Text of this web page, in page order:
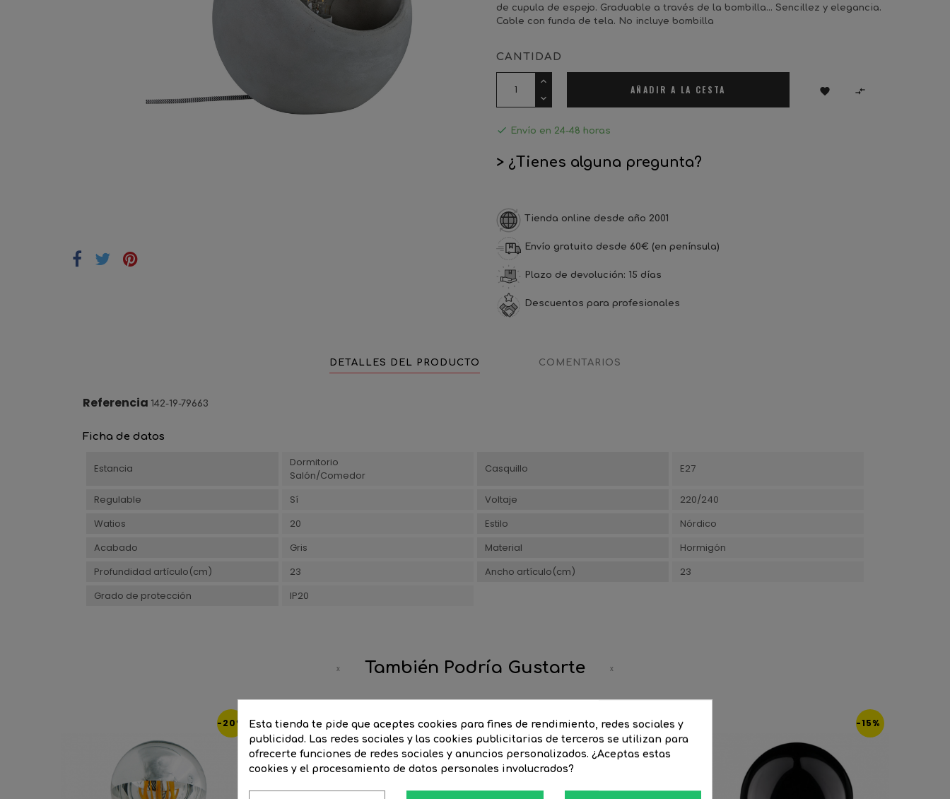
de cupula de espejo. Graduable a través de la bombilla… Sencillez y elegancia.
Cable con funda de tela. No incluye bombilla
CANTIDAD
AÑADIR A LA CESTA  
 Envío en 24-48 horas
> ¿Tienes alguna pregunta?
Tienda online desde año 2001
Envío gratuito desde 60€ (en península)
Plazo de devolución: 15 días
Descuentos para profesionales
DETALLES DEL PRODUCTO COMENTARIOS
Referencia 142-19-79663
Ficha de datos
Estancia
Dormitorio
Salón/Comedor
Casquillo E27
Regulable Sí Voltaje
220/240
Watios
20 Estilo
Nórdico
Acabado
Gris Material
Hormigón
Profundidad artículo(cm)
23 Ancho artículo(cm)
23
Grado de protección
IP20
También Podría Gustarte
-20% -20% -20% -15%
Esta tienda te pide que aceptes cookies para fines de rendimiento, redes sociales y
publicidad. Las redes sociales y las cookies publicitarias de terceros se utilizan para
ofrecerte funciones de redes sociales y anuncios personalizados. ¿Aceptas estas
cookies y el procesamiento de datos personales involucrados?